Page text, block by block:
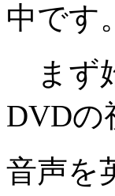
中です。
まず
DVDの
音声を